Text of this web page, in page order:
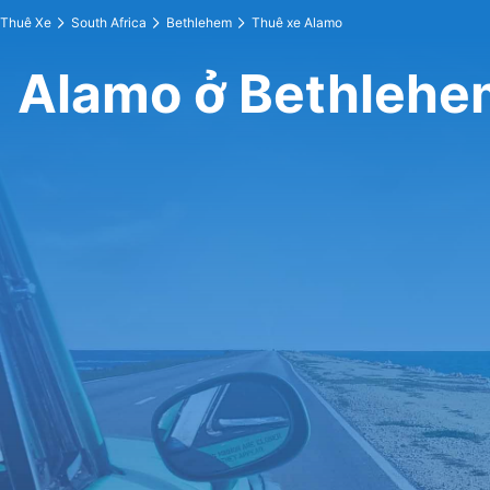
Thuê Xe South Africa Bethlehem Thuê xe Alamo
Alamo ở